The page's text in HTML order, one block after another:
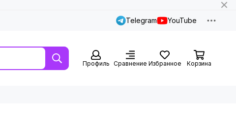
Telegram YouTube
Профиль Сравнение Избранное Корзина